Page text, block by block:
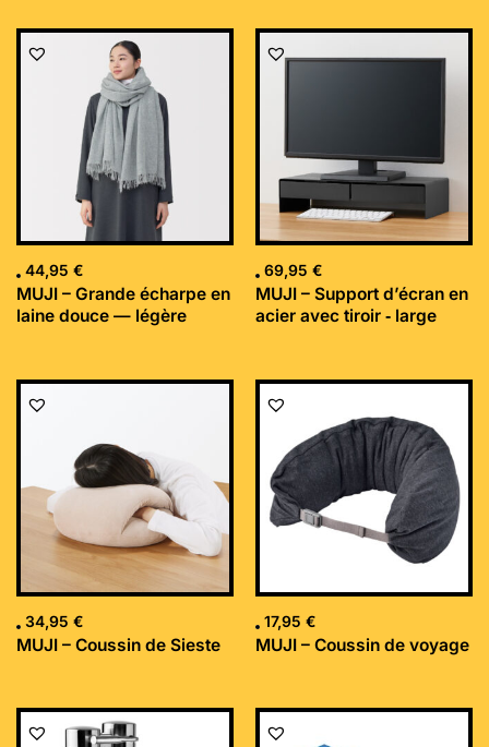
44,95 €
MUJI – Grande écharpe en
laine douce — légère
69,95 €
MUJI – Support d’écran en
acier avec tiroir ‐ large
34,95 €
MUJI – Coussin de Sieste
17,95 €
MUJI – Coussin de voyage
Le
Le